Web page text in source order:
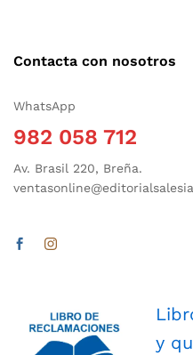
Contacta con nosotros
WhatsApp
982 058 712
Av. Brasil 220, Breña.
y